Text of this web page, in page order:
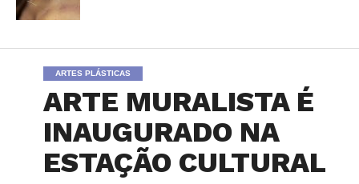
ARTES PLÁSTICAS
ARTE MURALISTA É
INAUGURADO NA
ESTAÇÃO CULTURAL